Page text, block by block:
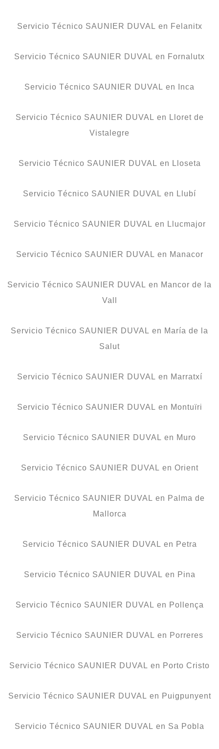
Servicio Técnico SAUNIER DUVAL en Felanitx
Servicio Técnico SAUNIER DUVAL en Fornalutx
Servicio Técnico SAUNIER DUVAL en Inca
Servicio Técnico SAUNIER DUVAL en Lloret de
Vistalegre
Servicio Técnico SAUNIER DUVAL en Lloseta
Servicio Técnico SAUNIER DUVAL en Llubí
Servicio Técnico SAUNIER DUVAL en Llucmajor
Servicio Técnico SAUNIER DUVAL en Manacor
Servicio Técnico SAUNIER DUVAL en Mancor de la
Vall
Servicio Técnico SAUNIER DUVAL en María de la
Salut
Servicio Técnico SAUNIER DUVAL en Marratxí
Servicio Técnico SAUNIER DUVAL en Montuïri
Servicio Técnico SAUNIER DUVAL en Muro
Servicio Técnico SAUNIER DUVAL en Orient
Servicio Técnico SAUNIER DUVAL en Palma de
Mallorca
Servicio Técnico SAUNIER DUVAL en Petra
Servicio Técnico SAUNIER DUVAL en Pina
Servicio Técnico SAUNIER DUVAL en Pollença
Servicio Técnico SAUNIER DUVAL en Porreres
Servicio Técnico SAUNIER DUVAL en Porto Cristo
Servicio Técnico SAUNIER DUVAL en Puigpunyent
Servicio Técnico SAUNIER DUVAL en Sa Pobla